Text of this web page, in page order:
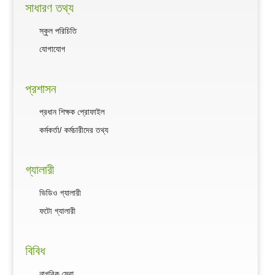
সাধারণ তথ্য
স্কুল পরিচিতি
যোগাযোগ
প্রশাসন
প্রধান শিক্ষক প্রোফাইল
কর্মকর্তা/ কর্মচারীদের তথ্য
গ্যালারী
ভিডিও গ্যালারী
ফটো গ্যালারী
বিবিধ